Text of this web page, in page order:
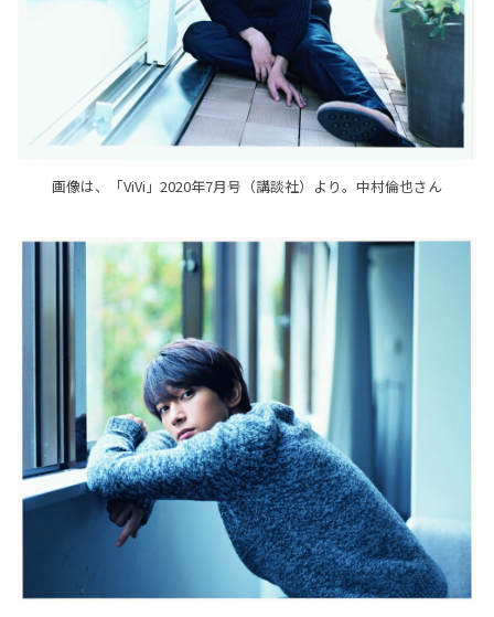
画像は、「ViVi」2020年7月号（講談社）より。中村倫也さん